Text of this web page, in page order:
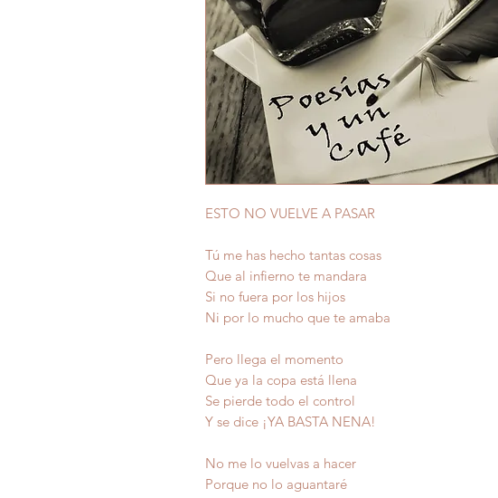
ESTO NO VUELVE A PASAR
Tú me has hecho tantas cosas
Que al infierno te mandara
Si no fuera por los hijos
Ni por lo mucho que te amaba
Pero llega el momento
Que ya la copa está llena
Se pierde todo el control
Y se dice ¡YA BASTA NENA!
No me lo vuelvas a hacer
Porque no lo aguantaré